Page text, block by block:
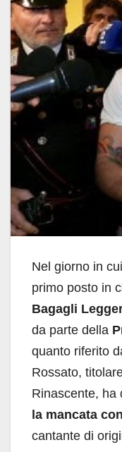
Nel giorno in cui
primo posto in
Bagagli
da parte della
quanto riferito
Rossato,
Rinascente, ha
la mancata
cantante di